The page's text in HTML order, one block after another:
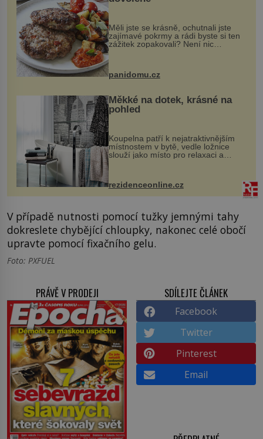
Měli jste se krásně, ochutnali jste
zajímavé pokrmy a rádi byste si ten
zážitek zopakovali? Není nic
snazšího. Pljeskavica (10 porcí)
Možná jste ji ochutnali na dovolené v
panidomu.cz
Měkké na dotek, krásné na
pohled
Koupelna patří k nejatraktivnějším
místnostem v bytě, vedle ložnice
slouží jako místo pro relaxaci a
odpočinek. Koupelnový textil –
ručníky, osušky a koberečky –
proutku...
rezidenceonline.cz
V případě nutnosti pomocí tužky jemnými tahy
dokreslete chybějící chloupky, nakonec celé obočí
upravte pomocí fixačního gelu.
Foto: PXFUEL
PRÁVĚ V PRODEJI SDÍLEJTE ČLÁNEK
Facebook
Twitter
Pinterest
Email